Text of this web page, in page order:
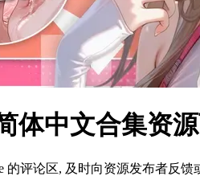
体中文合集资
评论区, 及时向资源发布者反馈